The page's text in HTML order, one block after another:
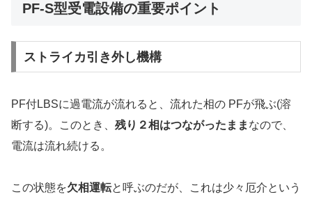
PF-S型受電設備の重要ポイント
ストライカ引き外し機構
PF付LBSに過電流が流れると、流れた相の PFが飛ぶ(溶
断する)。このとき、 残り２相はつながったまま なので、
電流は流れ続ける。
この状態を欠相運転と呼ぶのだが、これは少々厄介という